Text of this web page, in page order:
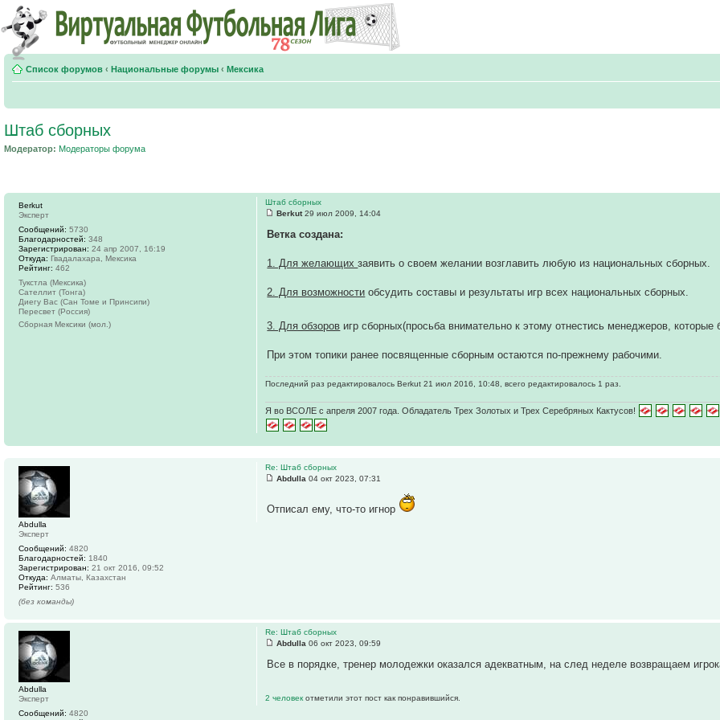
Список форумов ‹ Национальные форумы ‹ Мексика
Штаб сборных
Модератор: Модераторы форума
Штаб сборных
Berkut29 июл 2009, 14:04
Ветка создана:
1. Для желающихзаявить о своем желании возглавить любую из национальных сборных.
2. Для возможности обсудить составы и результаты игр всех национальных сборных.
3. Для обзоров игр сборных(просьба внимательно к этому отнестись менеджеров,
При этом топики ранее посвященные сборным остаются по-прежнему рабочими.
Последний раз редактировалось Berkut 21 июл 2016, 10:48, всего редактировалось 1 раз.
Я во ВСОЛЕ с апреля 2007 года. Обладатель Трех Золотых и Трех Серебряных Кактусов!
Berkut
Эксперт
Сообщений: 5730
Благодарностей: 348
Зарегистрирован: 24 апр 2007, 16:19
Откуда: Гвадалахара, Мексика
Рейтинг: 462
Тукстла (Мексика)
Сателлит (Тонга)
Диегу Вас (Сан Томе и Принсипи)
Пересвет (Россия)
Сборная Мексики (мол.)
Re: Штаб сборных
Abdulla 04 окт 2023, 07:31
Отписал ему, что-то игнор
Abdulla
Эксперт
Сообщений: 4820
Благодарностей: 1840
Зарегистрирован: 21 окт 2016, 09:52
Откуда: Алматы, Казахстан
Рейтинг: 536
(без команды)
Re: Штаб сборных
Abdulla 06 окт 2023, 09:59
Все в порядке, тренер молодежки оказался адекватным, на след неделе возвращаем
2 человекотметили этот пост как понравившийся.
Abdulla
Эксперт
Сообщений: 4820